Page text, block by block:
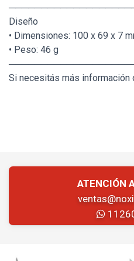
Diseño
• Dimensiones: 100 x 69 x 7
• Peso: 46 g
Si necesitás más información
ATENCIÓN